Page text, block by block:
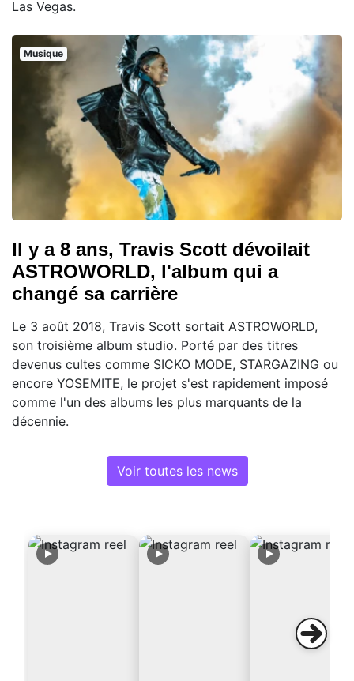
Las Vegas.
Musique
Il y a 8 ans, Travis Scott dévoilait
ASTROWORLD, l'album qui a
changé sa carrière
Le 3 août 2018, Travis Scott sortait ASTROWORLD,
son troisième album studio. Porté par des titres
devenus cultes comme SICKO MODE, STARGAZING ou
encore YOSEMITE, le projet s'est rapidement imposé
comme l'un des albums les plus marquants de la
décennie.
Voir toutes les news